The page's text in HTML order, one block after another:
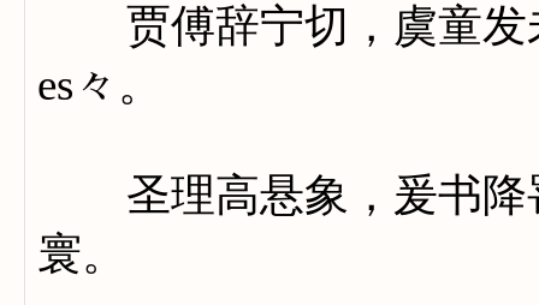
贾傅辞宁切，虞童发
es々。
圣理高悬象，爰书降
寰。